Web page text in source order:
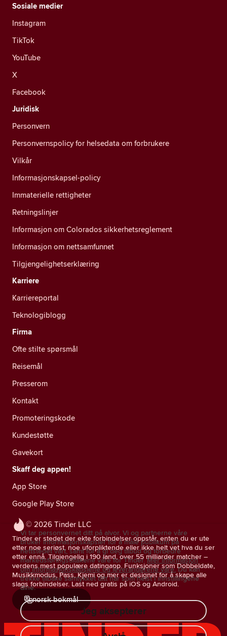
© 2026 Tinder LLC
Tinder er stedet der ekte forbindelser oppstår, enten du er ute
etter noe seriøst, noe uforpliktende eller ikke helt vet hva du ser
etter ennå. Tilgjengelig i 190 land, over 55 milliarder matcher –
verdens mest populære datingapp. Funksjoner som Dobbeldate,
Musikkmodus, Pass, Kjemi og mer er designet for å skape alle
slags forbindelser. Last ned gratis på iOS og Android.
norsk bokmål
Sosiale medier
Instagram
TikTok
YouTube
X
Facebook
Juridisk
Personvern
Personvernspolicy for helsedata om forbrukere
Vilkår
Informasjonskapsel-policy
Immaterielle rettigheter
Retningslinjer
Informasjon om Colorados sikkerhetsreglement
Informasjon om nettsamfunnet
Tilgjengelighetserklæring
Karriere
Karriereportal
Teknologiblogg
Firma
Ofte stilte spørsmål
Reisemål
Presserom
Kontakt
Promoteringskode
Kundestøtte
Gavekort
Skaff deg appen!
App Store
Google Play Store
Vi tar personvernet ditt på alvor. Vi og partnerne våre
bruker informasjonskapsler for å måle publikum på
nettstedet vårt, samt for å gi deg tilbud og forbedre
markedsføringstiltakene våre for Tinder. Mer informasjon
om informasjonskapslene og leverandørene våre. Du kan
trekke tilbake samtykket ditt når som helst i innstillingene
dine.
Jeg aksepterer